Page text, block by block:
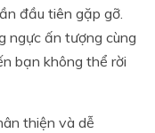
đầu tiên gặp gỡ.
ngực ấn tượng cùng
bạn không thể rời
thiện và dễ